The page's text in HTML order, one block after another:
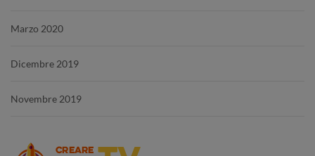
Marzo 2020
Dicembre 2019
Novembre 2019